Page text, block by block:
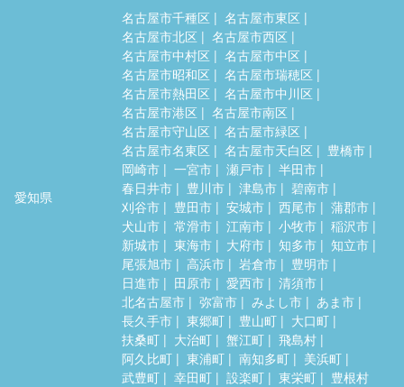
愛知県
名古屋市千種区
名古屋市東区
名古屋市北区
名古屋市西区
名古屋市中村区
名古屋市中区
名古屋市昭和区
名古屋市瑞穂区
名古屋市熱田区
名古屋市中川区
名古屋市港区
名古屋市南区
名古屋市守山区
名古屋市緑区
名古屋市名東区
名古屋市天白区
豊橋市
岡崎市
一宮市 瀬戸市
半田市
春日井市
豊川市 津島市
碧南市
刈谷市
豊田市 安城市 西尾市
蒲郡市
犬山市
常滑市 江南市 小牧市
稲沢市
新城市
東海市 大府市 知多市
知立市
尾張旭市
高浜市 岩倉市
豊明市
日進市
田原市 愛西市
清須市
北名古屋市
弥富市 みよし市
あま市
長久手市
東郷町 豊山町
大口町
扶桑町
大治町 蟹江町
飛島村
阿久比町
東浦町 南知多町
美浜町
武豊町
幸田町 設楽町 東栄町 豊根村